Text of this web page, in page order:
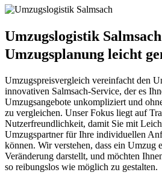
Umzugslogistik
Umzugsplanung leicht
Umzugspreisvergleich vereinfacht den
innovativen Salmsach-Service, der es
Umzugsangebote unkompliziert und
zu vergleichen. Unser Fokus liegt auf
Nutzerfreundlichkeit, damit Sie mit
Umzugspartner für Ihre individuellen
können. Wir verstehen, dass ein Umzug
Veränderung darstellt, und möchten
so reibungslos wie möglich zu gestalten.